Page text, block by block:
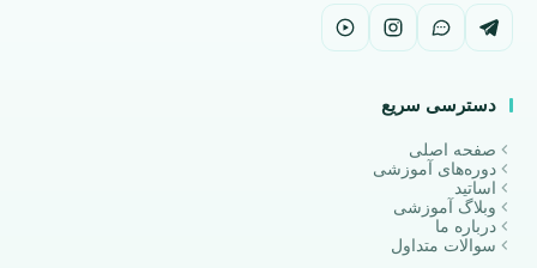
دسترسی سریع
صفحه اصلی
دوره‌های آموزشی
اساتید
وبلاگ آموزشی
درباره ما
سوالات متداول